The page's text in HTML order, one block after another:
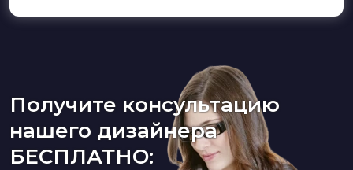
Получите консультацию
нашего дизайнера
БЕСПЛАТНО: